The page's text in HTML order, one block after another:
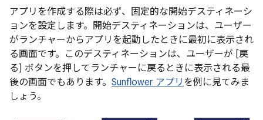
アプリを作成する際は必ず、固定的な開始デスティネーシ
ョンを設定します。開始デスティネーションは、ユーザー
がランチャーからアプリを起動したときに最初に表示され
る画面です。このデスティネーションは、ユーザーが [戻
る] ボタンを押してランチャーに戻るときに表示される最
後の画面でもあります。 Sunflower アプリ を例に見てみま
しょう。